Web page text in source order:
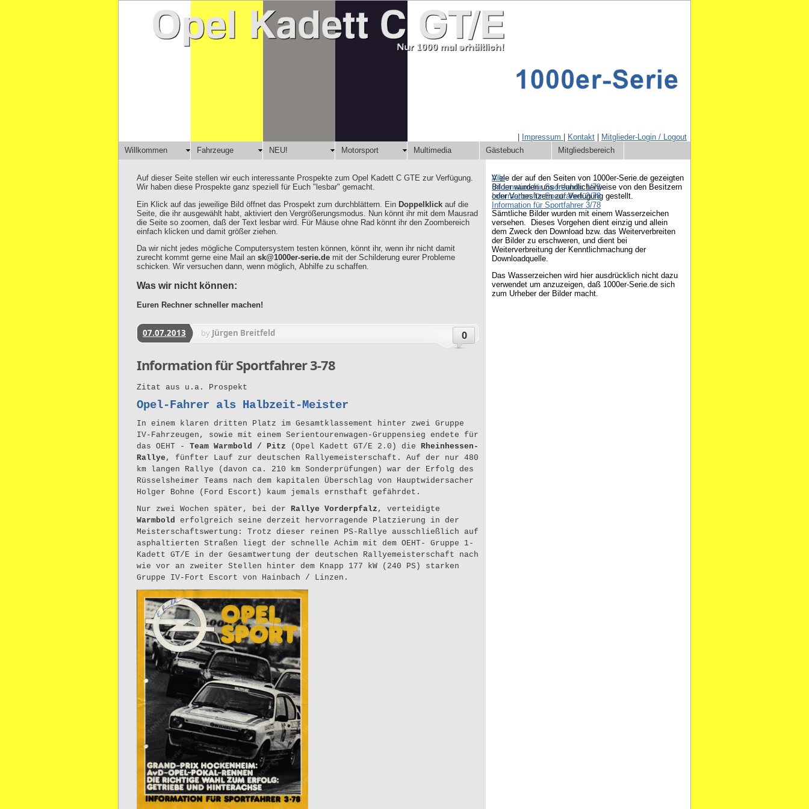
Impressum Kontakt
Mitglieder-Login / Logout
Willkommen
Fahrzeuge NEU! Motorsport Multimedia Gästebuch Mitgliedsbereich
Auf dieser Seite stellen wir euch interessante Prospekte zum Opel Kadett C GTE zur Verfügung.
Wir haben diese Prospekte ganz speziell für Euch "lesbar" gemacht.
Ein Klick auf das jeweilige Bild öffnet das Prospekt zum durchblättern. Ein Doppelklick auf die
Seite, die ihr ausgewählt habt, aktiviert den Vergrößerungsmodus. Nun könnt ihr mit dem Mausrad
die Seite so zoomen, daß der Text lesbar wird. Für Mäuse ohne Rad könnt ihr den Zoombereich
einfach klicken und damit größer ziehen.
Da wir nicht jedes mögliche Computersystem testen können, könnt ihr, wenn ihr nicht damit
zurecht kommt gerne eine Mail an sk@1000er-serie.de mit der Schilderung eurer Probleme
schicken. Wir versuchen dann, wenn möglich, Abhilfe zu schaffen.
Was wir nicht können:
Euren Rechner schneller machen!
0
07.07.2013 by Jürgen Breitfeld
Information für Sportfahrer 3-78
Zitat aus u.a. Prospekt
Opel-Fahrer als Halbzeit-Meister
In einem klaren dritten Platz im Gesamtklassement hinter zwei Gruppe
IV-Fahrzeugen, sowie mit einem Serientourenwagen-Gruppensieg endete für
das OEHT - Team Warmbold / Pitz (Opel Kadett GT/E 2.0) die Rheinhessen-
Rallye , fünfter Lauf zur deutschen Rallyemeisterschaft. Auf der nur 480
km langen Rallye (davon ca. 210 km Sonderprüfungen) war der Erfolg des
Rüsselsheimer Teams nach dem kapitalen Überschlag von Hauptwidersacher
Holger Bohne (Ford Escort) kaum jemals ernsthaft gefährdet.
Nur zwei Wochen später, bei der Rallye Vorderpfalz , verteidigte
Warmbold erfolgreich seine derzeit hervorragende Platzierung in der
Meisterschaftswertung: Trotz dieser reinen PS-Rallye ausschließlich auf
asphaltierten Straßen liegt der schnelle Achim mit dem OEHT- Gruppe 1-
Kadett GT/E in der Gesamtwertung der deutschen Rallyemeisterschaft nach
wie vor an zweiter Stellen hinter dem Knapp 177 kW (240 PS) starken
Gruppe IV-Fort Escort von Hainbach / Linzen.
Alle
Information für Sportfahrer 1/78
Information für Sportfahrer 2/78
Information für Sportfahrer 3/78
Viele der auf den Seiten von 1000er-Serie.de gezeigten
Bilder wurden uns freundlicherweise von den Besitzern
oder Vorbesitzern zur Verfügung gestellt.
Sämtliche Bilder wurden mit einem Wasserzeichen
versehen. Dieses Vorgehen dient einzig und allein
dem Zweck den Download bzw. das Weiterverbreiten
der Bilder zu erschweren, und dient bei
Weiterverbreitung der Kenntlichmachung der
Downloadquelle.
Das Wasserzeichen wird hier ausdrücklich nicht dazu
verwendet um anzuzeigen, daß 1000er-Serie.de sich
zum Urheber der Bilder macht.